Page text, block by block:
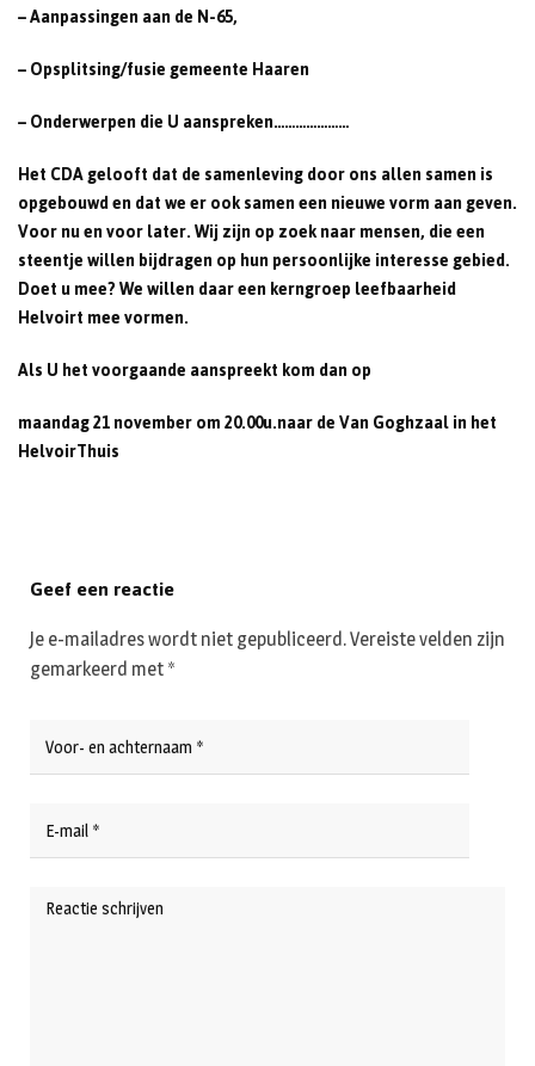
– Aanpassingen aan de N-65,
– Opsplitsing/fusie gemeente Haaren
– Onderwerpen die U aanspreken…………………
Het CDA gelooft dat de samenleving door ons allen samen is
opgebouwd en dat we er ook samen een nieuwe vorm aan geven.
Voor nu en voor later. Wij zijn op zoek naar mensen, die een
steentje willen bijdragen op hun persoonlijke interesse gebied.
Doet u mee? We willen daar een kerngroep leefbaarheid
Helvoirt mee vormen.
Als U het voorgaande aanspreekt kom dan op
maandag 21 november om 20.00u.naar de Van Goghzaal in het
HelvoirThuis
Geef een reactie
Je e-mailadres wordt niet gepubliceerd.Vereiste velden zijn
gemarkeerd met *